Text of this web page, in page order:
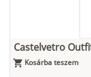
Castelvetro
Kosárba teszem